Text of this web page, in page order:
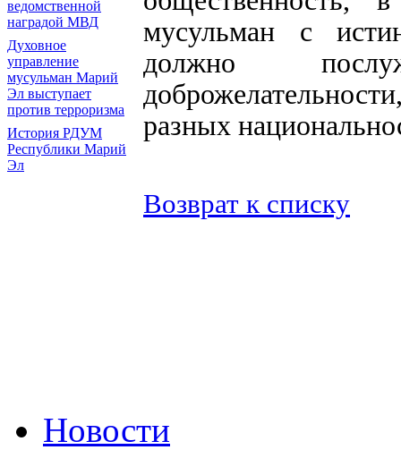
ведомственной
наградой МВД
Духовное
управление
мусульман Марий
Эл выступает
против терроризма
История РДУМ
Республики Марий
Эл
мусульман с
должно
разных
Возврат к списку
Новости